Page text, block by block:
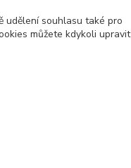
Budínová
udělení souhlasu také pro
můžete kdykoli upravit